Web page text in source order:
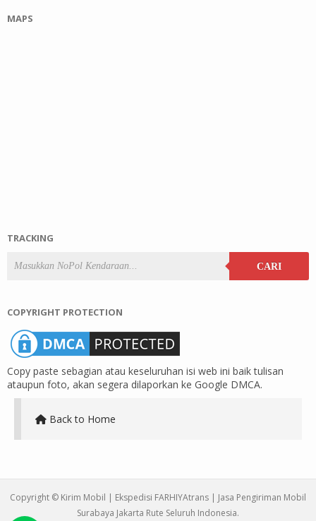
MAPS
TRACKING
CARI
COPYRIGHT PROTECTION
Copy paste sebagian atau keseluruhan isi web ini baik tulisan
ataupun foto, akan segera dilaporkan ke Google DMCA.
Back to Home
Copyright © Kirim Mobil | Ekspedisi FARHIYAtrans | Jasa Pengiriman Mobil
Surabaya Jakarta Rute Seluruh Indonesia.